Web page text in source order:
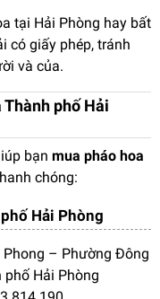
tại Hải Phòng hay bất
có giấy phép, tránh
và của.
phố Hải
bạn mua pháo hoa
chóng:
Hải Phòng
Phong – Phường Đông
phố Hải Phòng